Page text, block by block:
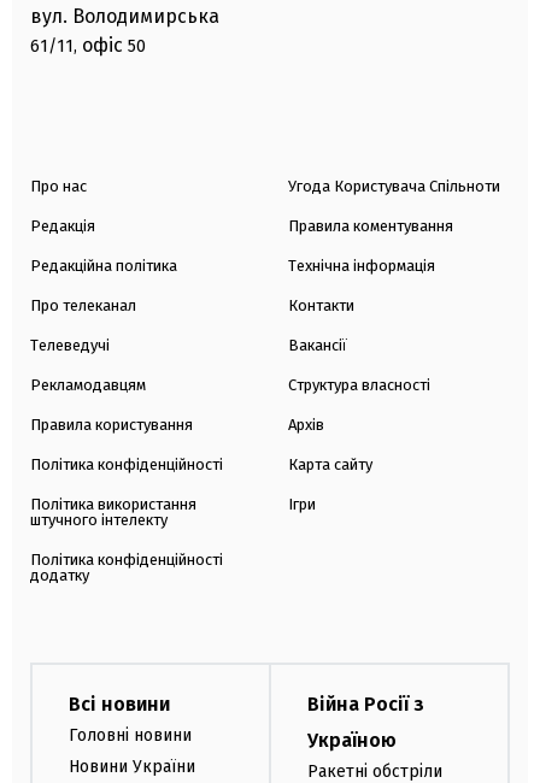
вул. Володимирська
61/11, офіс 50
Про нас
Редакція
Редакційна політика
Про телеканал
Телеведучі
Рекламодавцям
Правила користування
Політика конфіденційності
Політика використання
штучного інтелекту
Політика конфіденційності
додатку
Угода Користувача Спільноти
Правила коментування
Технічна інформація
Контакти
Вакансії
Структура власності
Архів
Карта сайту
Ігри
Всі новини
Головні новини
Новини України
Війна Росії з
Україною
Ракетні обстріли